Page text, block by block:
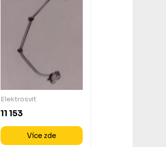
Elektrosvit
11 153
Více zde